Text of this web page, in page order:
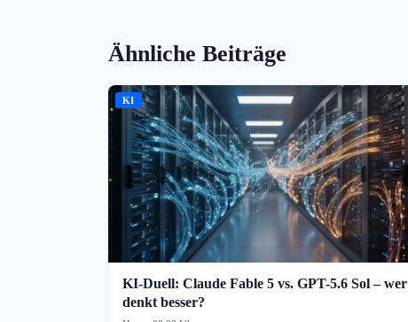
Ähnliche Beiträge
KI
KI-Duell: Claude Fable 5 vs. GPT-5.6 Sol – wer
denkt besser?